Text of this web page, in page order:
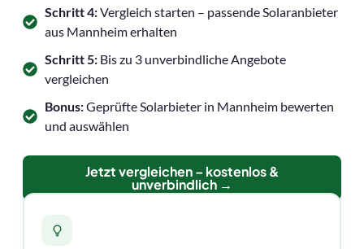
Schritt 4:Vergleich starten – passende Solaranbieter
aus Mannheim erhalten
Schritt 5: Bis zu 3 unverbindliche Angebote
vergleichen
Bonus:Geprüfte Solarbieter in Mannheim bewerten
und auswählen
Jetzt vergleichen – kostenlos &
unverbindlich →